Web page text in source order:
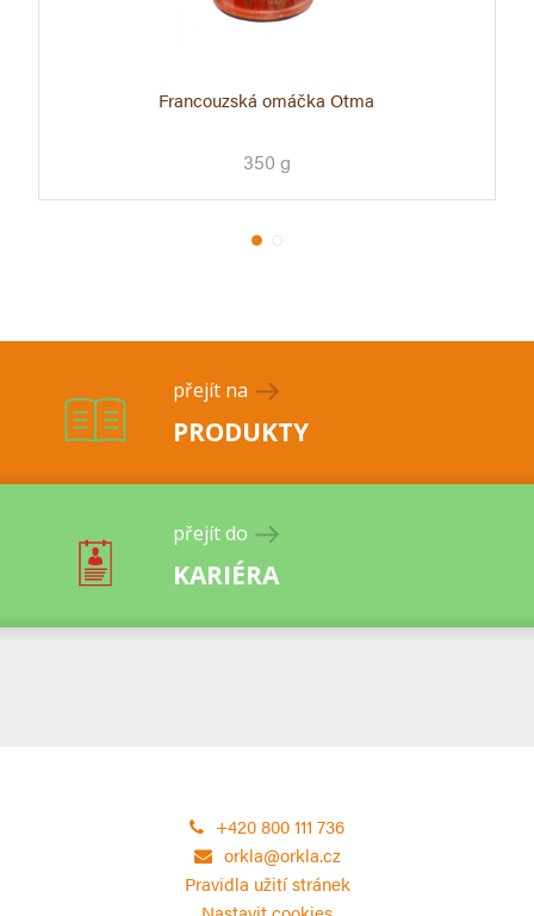
Francouzská omáčka Otma
350 g
přejít na
PRODUKTY
přejít do
KARIÉRA
+420 800 111 736
orkla@orkla.cz
Pravidla užití stránek